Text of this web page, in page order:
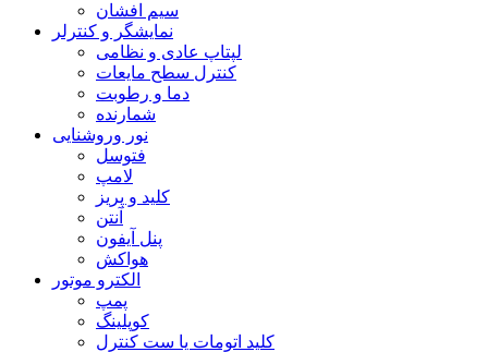
سیم افشان
نمایشگر و کنترلر
لپتاپ عادی و نظامی
کنترل سطح مایعات
دما و رطوبت
شمارنده
نور وروشنایی
فتوسل
لامپ
کلید و پریز
آنتن
پنل آیفون
هواکش
الکترو موتور
پمپ
کوپلینگ
کلید اتومات یا ست کنترل